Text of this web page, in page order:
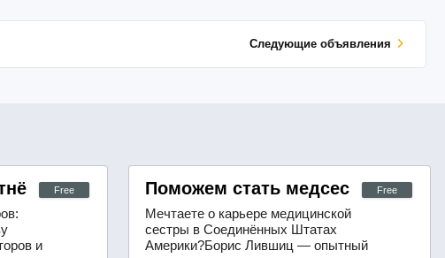
Cледующие объявления
Free
возможности в сфере телекоммуникаций
и
Free
Поможем стать медсестрой в США
Мечтаете о карьере медицинской
сестры в Соединённых Штатах
Америки?Борис Лившиц — опытный